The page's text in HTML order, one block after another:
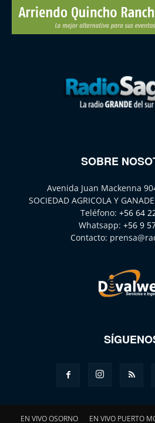
SOBRE
Avenida Juan Mackenna
SOCIEDAD AGRICOLA Y
Teléfono: +56 64
Whatsapp: +56 9
Contacto:
EN VIVO OSORNO EN VIVO PUERTO